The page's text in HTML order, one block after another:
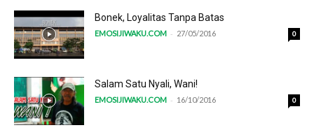
Bonek, Loyalitas Tanpa Batas
EMOSIJIWAKU.COM - 27/05/2016 0
Salam Satu Nyali, Wani!
EMOSIJIWAKU.COM - 16/10/2016 0